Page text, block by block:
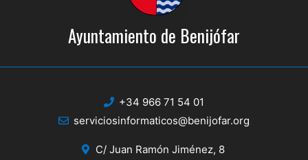
Ayuntamiento de Benijófar
+34 966 71 54 01
serviciosinformaticos@benijofar.org
C/ Juan Ramón Jiménez, 8